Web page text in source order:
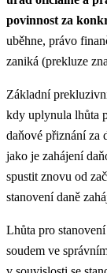
povinnost za
uběhne, právo
zaniká (prekluze
Základní
kdy uplynula lhůta
daňové přiznání za
jako je zahájení
spustit znovu od
stanovení daně
Lhůta pro
soudem ve